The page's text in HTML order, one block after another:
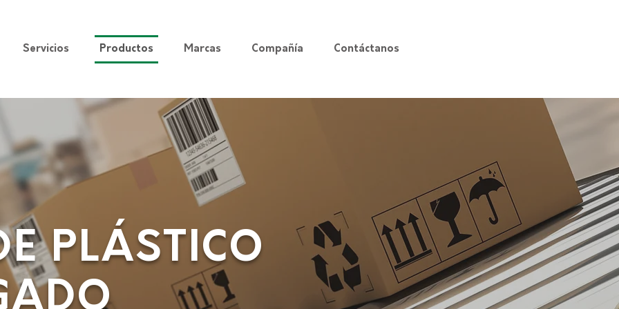
Servicios Productos Marcas Compañía Contáctanos
PLÁSTICO